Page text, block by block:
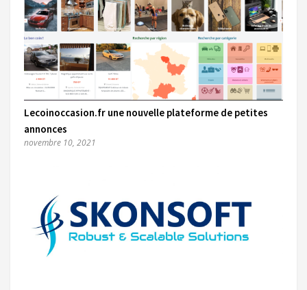
Lecoinoccasion.fr une nouvelle plateforme de petites
annonces
novembre 10, 2021